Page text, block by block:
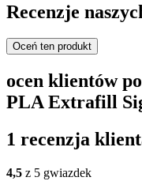
Recenzje
Oceń ten produkt
ocen klientów
PLA Extrafill
1 recenzja
4,5 z 5 gwiazdek